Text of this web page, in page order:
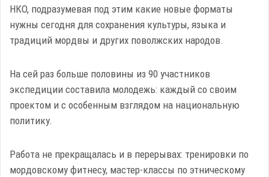
НКО, подразумевая под этим какие новые форматы
нужны сегодня для сохранения культуры, языка и
традиций мордвы и других поволжских народов.
На сей раз больше половины из 90 участников
экспедиции составила молодежь: каждый со своим
проектом и с особенным взглядом на национальную
политику.
Работа не прекращалась и в перерывах: тренировки по
мордовскому фитнесу, мастер-классы по этническому